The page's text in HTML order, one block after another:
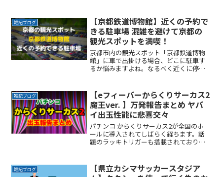
渋滞を避けてスムーズに帰りたいここで
は、東京ディズニーシー付近ReadMore...
雑記ブログ
【京都鉄道博物館】近くの予約で
きる駐車場 混雑を避けて京都の
観光スポットを満喫！
京都市内の観光スポット「京都鉄道博物
館」に車で出掛ける場合、どこに駐車す
るか悩みますよね。なるべく近くに停め
入出庫がしたい帰りは渋滞を避けてスム
ーズに帰りたいここでは、ReadMore...
雑記ブログ
【eフィーバーからくりサーカス2
魔王ver. 】万発報告まとめ ヤバ
イ出玉性能に悲喜交々
パチンコ からくりサーカス2が全国のホ
ールに導入されてしばらく経ちます。話
題のラッキトリガーも搭載されており、
だったことから、からくり2への期待も高
かったですね。その吸ReadMore...
雑記ブログ
【県立カシマサッカースタジア